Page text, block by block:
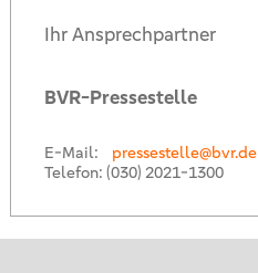
Ihr Ansprechpartner
BVR-Pressestelle
E-Mail:
pressestelle@bvr.de
Telefon: (030) 2021-1300